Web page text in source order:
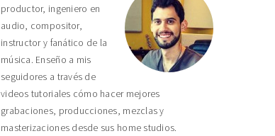
productor, ingeniero en
audio, compositor,
instructor y fanático de la
música. Enseño a mis
seguidores a través de
videos tutoriales cómo hacer mejores
grabaciones, producciones, mezclas y
masterizaciones desde sus home studios.